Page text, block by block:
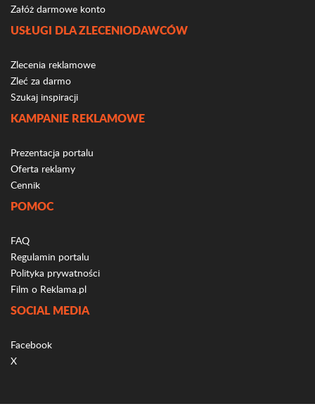
Załóż darmowe konto
USŁUGI DLA ZLECENIODAWCÓW
Zlecenia reklamowe
Zleć za darmo
Szukaj inspiracji
KAMPANIE REKLAMOWE
Prezentacja portalu
Oferta reklamy
Cennik
POMOC
FAQ
Regulamin portalu
Polityka prywatności
Film o Reklama.pl
SOCIAL MEDIA
Facebook
X